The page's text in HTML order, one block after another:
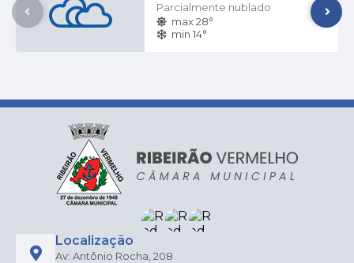
Parcialmente nublado
max 28°
min 14°
Localização
Av: Antônio Rocha, 208